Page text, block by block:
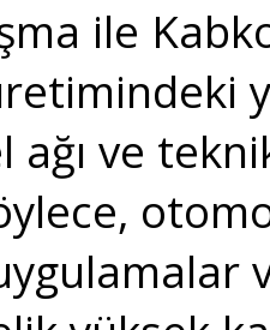
ile
ağı ve